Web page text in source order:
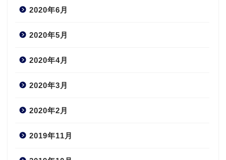
2020年6月
2020年5月
2020年4月
2020年3月
2020年2月
2019年11月